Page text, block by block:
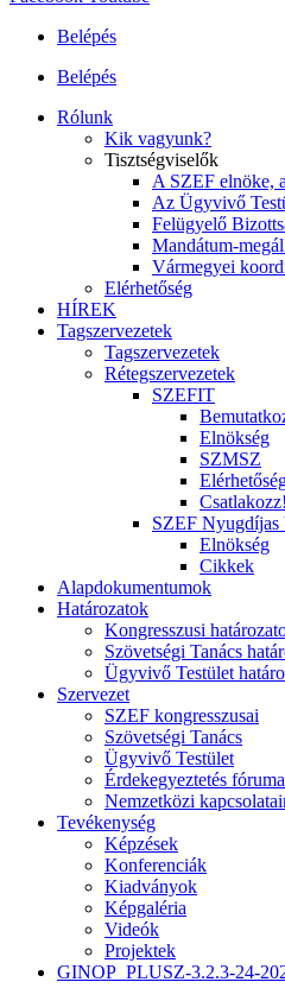
Belépés
Belépés
Rólunk
Kik vagyunk?
Tisztségviselők
A SZEF elnöke,
Az Ügyvivő
Felügyelő
Mandátum-
Vármegyei
Elérhetőség
HÍREK
Tagszervezetek
Tagszervezetek
Rétegszervezetek
SZEFIT
Elnökség
SZMSZ
Csatlakozz!
SZEF Nyugdíjas
Elnökség
Cikkek
Alapdokumentumok
Határozatok
Kongresszusi
Szövetségi Tanács
Ügyvivő Testület
Szervezet
SZEF kongresszusai
Szövetségi Tanács
Ügyvivő Testület
Érdekegyeztetés
Nemzetközi
Tevékenység
Képzések
Konferenciák
Kiadványok
Képgaléria
Videók
Projektek
GINOP_PLUSZ-3.2.3-24-